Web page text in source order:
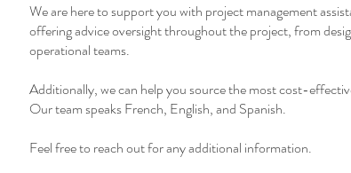
We are here to support you with project management
offering advice oversight throughout the project, from
operational teams.
Additionally, we can help you source the most cost-
Our team speaks French, English, and Spanish.
Feel free to reach out for any additional information.